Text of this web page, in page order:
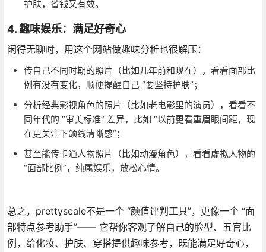
护肤，省钱又有效。
4. 趣味娱乐：满足好奇心
闲得无聊时，用这个网站做趣味分析也很解压：
传自己不同时期的照片（比如几年前和现在），看看面部比
例有没有变化，顺便提醒自己 “要坚持护肤”；
分析经典影视角色的照片（比如老电影里的演员），看看不
同年代的 “审美标准” 差异，比如 “以前更看重眉眼间距，现
在更关注下颌线清晰感”；
甚至能传卡通人物照片（比如动漫角色），看看虚拟人物的
“面部比例”，纯属娱乐，放松心情。
总之，prettyscale不是一个 “颜值评判工具”，更像一个 “面
部特点参考助手”—— 它帮你客观了解自己的脸型、五官比
例，给化妆、护肤、穿搭提供趣味参考，既能满足好奇心，